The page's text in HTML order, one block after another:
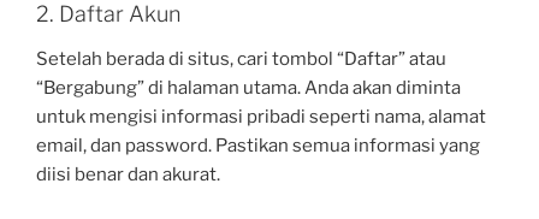
2. Daftar Akun
Setelah berada di situs, cari tombol “Daftar” atau
“Bergabung” di halaman utama. Anda akan diminta
untuk mengisi informasi pribadi seperti nama, alamat
email, dan password. Pastikan semua informasi yang
diisi benar dan akurat.